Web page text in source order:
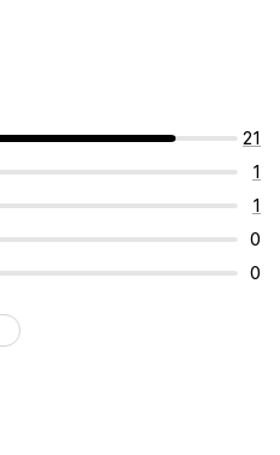
21
1
1
0
0